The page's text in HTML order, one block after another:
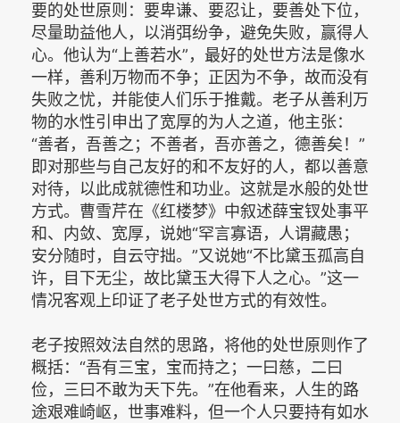
要的处世原则：要卑谦、要忍让，要善处下位，
尽量助益他人，以消弭纷争，避免失败，赢得人
心。他认为“上善若水”，最好的处世方法是像水
一样，善利万物而不争；正因为不争，故而没有
失败之忧，并能使人们乐于推戴。老子从善利万
物的水性引申出了宽厚的为人之道，他主张：
“善者，吾善之；不善者，吾亦善之，德善矣！”
即对那些与自己友好的和不友好的人，都以善意
对待，以此成就德性和功业。这就是水般的处世
方式。曹雪芹在《红楼梦》中叙述薛宝钗处事平
和、内敛、宽厚，说她“罕言寡语，人谓藏愚；
安分随时，自云守拙。”又说她“不比黛玉孤高自
许，目下无尘，故比黛玉大得下人之心。”这一
情况客观上印证了老子处世方式的有效性。
老子按照效法自然的思路，将他的处世原则作了
概括：“吾有三宝，宝而持之；一曰慈，二曰
俭，三曰不敢为天下先。”在他看来，人生的路
途艰难崎岖，世事难料，但一个人只要持有如水